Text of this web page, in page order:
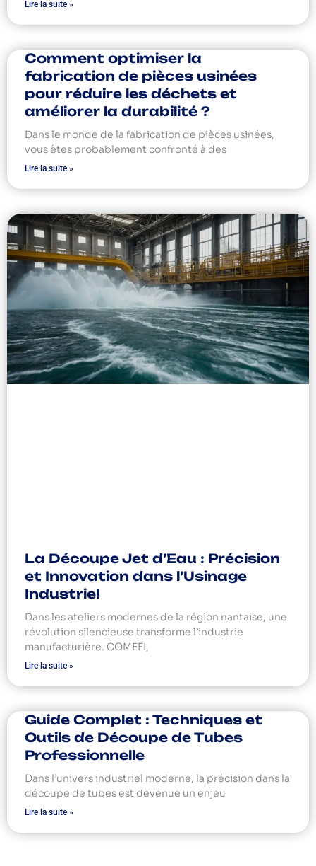
Lire la suite »
Comment optimiser la
fabrication de pièces usinées
pour réduire les déchets et
améliorer la durabilité ?
Dans le monde de la fabrication de pièces usinées,
vous êtes probablement confronté à des
Lire la suite »
La Découpe Jet d’Eau : Précision
et Innovation dans l’Usinage
Industriel
Dans les ateliers modernes de la région nantaise, une
révolution silencieuse transforme l’industrie
manufacturière. COMEFI,
Lire la suite »
Guide Complet : Techniques et
Outils de Découpe de Tubes
Professionnelle
Dans l’univers industriel moderne, la précision dans la
découpe de tubes est devenue un enjeu
Lire la suite »